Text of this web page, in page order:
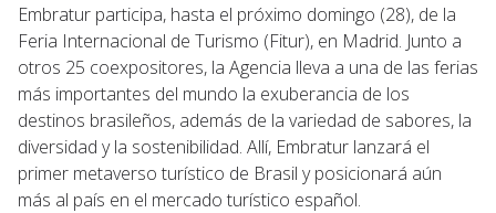
Embratur participa, hasta el próximo domingo (28), de la
Feria Internacional de Turismo (Fitur), en Madrid. Junto a
otros 25 coexpositores, la Agencia lleva a una de las ferias
más importantes del mundo la exuberancia de los
destinos brasileños, además de la variedad de sabores, la
diversidad y la sostenibilidad. Allí, Embratur lanzará el
primer metaverso turístico de Brasil y posicionará aún
más al país en el mercado turístico español.